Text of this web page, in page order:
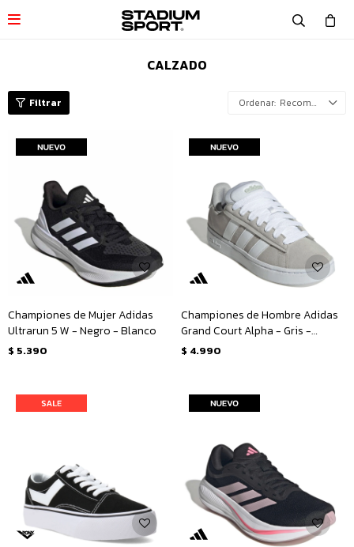

CALZADO
Recomendados
Championes de Mujer Adidas
Ultrarun 5 W - Negro - Blanco
$ 5.390
Championes de Hombre Adidas
Grand Court Alpha - Gris -
Blanco
$ 4.990